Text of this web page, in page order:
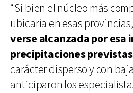
“Si bien el núcleo más
ubicaría en esas provincias,
verse alcanzada por esa
precipitaciones
carácter disperso y con
anticiparon los